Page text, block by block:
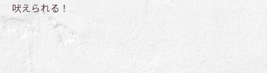
吠えられる！